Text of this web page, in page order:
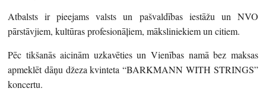
Atbalsts ir pieejams valsts un pašvaldības iestāžu un NVO
pārstāvjiem, kultūras profesionāļiem, māksliniekiem un citiem.
Pēc tikšanās aicinām uzkavēties un Vienības namā bez maksas
apmeklēt dāņu džeza kvinteta “BARKMANN WITH STRINGS”
koncertu.